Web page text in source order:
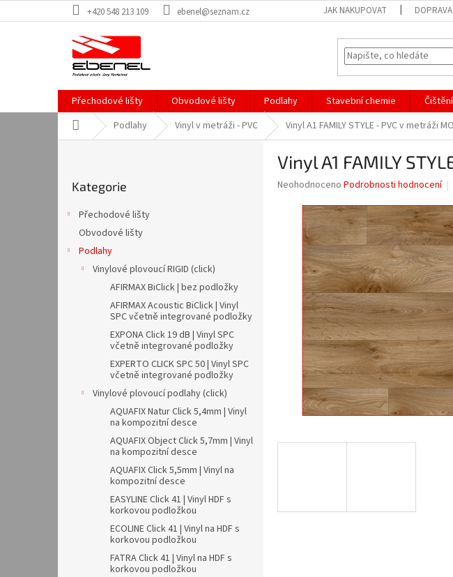
na
+420 548 213 109 ebenel@seznam.cz JAK NAKUPOVAT
Přechodové lišty Obvodové lišty Podlahy Stavební chemie
Domů Podlahy Vinyl v metráži - PVC Vinyl A1 FAMILY STYLE - PVC v metráži
kategorie
Kategorie
Přechodové lišty
Obvodové lišty
Podlahy
Vinylové plovoucí RIGID (click)
AFIRMAX BiClick | bez podložky
AFIRMAX Acoustic BiClick | Vinyl
SPC včetně integrované podložky
EXPONA Click 19 dB | Vinyl SPC
včetně integrované podložky
EXPERTO CLICK SPC 50 | Vinyl SPC
včetně integrované podložky
Vinylové plovoucí podlahy (click)
AQUAFIX Natur Click 5,4mm | Vinyl
na kompozitní desce
AQUAFIX Object Click 5,7mm | Vinyl
na kompozitní desce
AQUAFIX Click 5,5mm | Vinyl na
kompozitní desce
EASYLINE Click 41 | Vinyl HDF s
korkovou podložkou
ECOLINE Click 41 | Vinyl na HDF s
korkovou podložkou
FATRA Click 41 | Vinyl na HDF s
korkovou podložkou
Vinyl A1 FAMILY
Průměrné
produktu
hvězdiček.
Neohodnoceno Podrobnosti hodnocení